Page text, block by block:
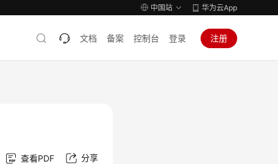
中国站 华为云App
文档 备案 控制台 登录 注册
查看PDF 分享